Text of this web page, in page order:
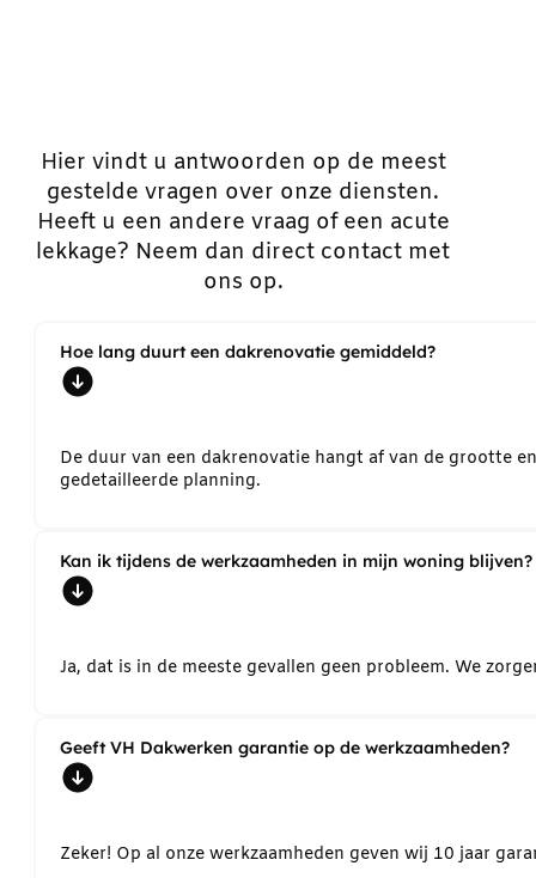
Hier vindt u antwoorden op de meest
gestelde vragen over onze diensten.
Heeft u een andere vraag of een acute
lekkage? Neem dan direct contact met
ons op.
Hoe lang duurt een dakrenovatie gemiddeld?
De duur van een dakrenovatie hangt af van de grootte
gedetailleerde planning.
Kan ik tijdens de werkzaamheden in mijn woning blijven?
Ja, dat is in de meeste gevallen geen probleem. We
Geeft VH Dakwerken garantie op de werkzaamheden?
Zeker! Op al onze werkzaamheden geven wij 10 jaar